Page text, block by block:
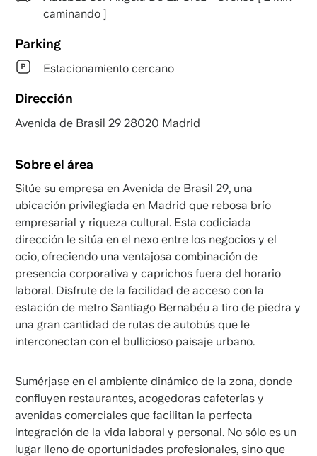
caminando ]
Parking
Estacionamiento cercano
Dirección
Avenida de Brasil 29 28020 Madrid
Sobre el área
Sitúe su empresa en Avenida de Brasil 29, una
ubicación privilegiada en Madrid que rebosa brío
empresarial y riqueza cultural. Esta codiciada
dirección le sitúa en el nexo entre los negocios y el
ocio, ofreciendo una ventajosa combinación de
presencia corporativa y caprichos fuera del horario
laboral. Disfrute de la facilidad de acceso con la
estación de metro Santiago Bernabéu a tiro de piedra y
una gran cantidad de rutas de autobús que le
interconectan con el bullicioso paisaje urbano.
Sumérjase en el ambiente dinámico de la zona, donde
confluyen restaurantes, acogedoras cafeterías y
avenidas comerciales que facilitan la perfecta
integración de la vida laboral y personal. No sólo es un
lugar lleno de oportunidades profesionales, sino que